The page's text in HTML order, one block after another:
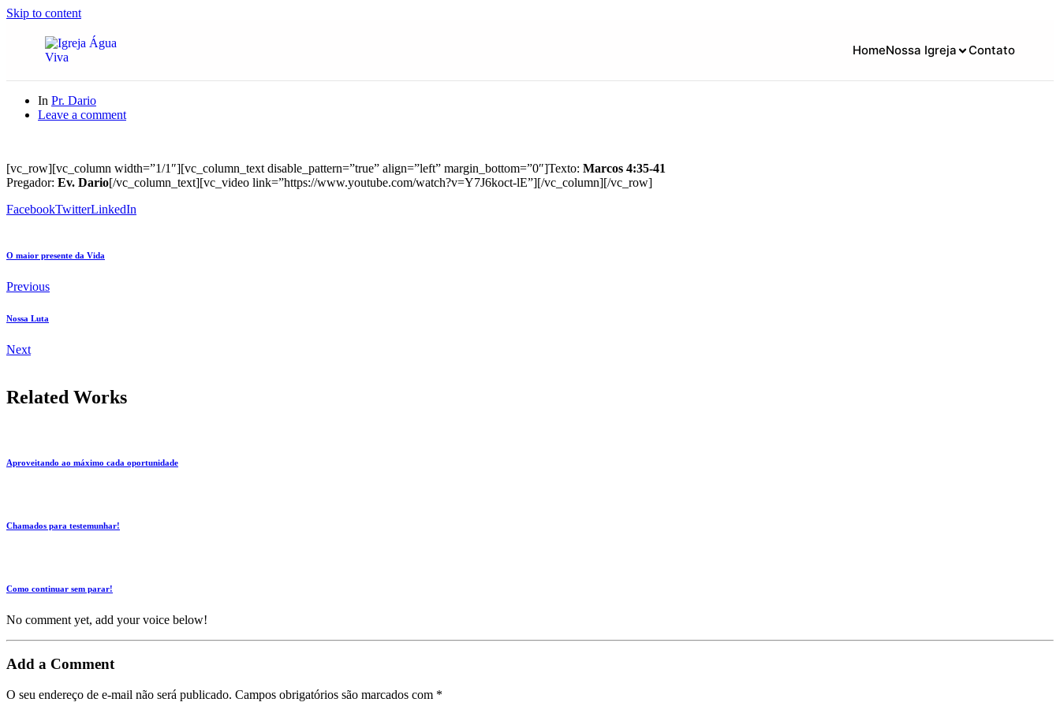
Skip to content
HomeNossa Igreja Contato
In Pr. Dario
Leave a comment
[vc_row][vc_column width=”1/1″][vc_column_text disable_pattern=”true” align=”left” margin_bottom=”0″]Texto: Marcos 4:35-41
Pregador: Ev. Dario[/vc_column_text][vc_video link=”https://www.youtube.com/watch?v=Y7J6koct-lE”][/vc_column][/vc_row]
FacebookTwitterLinkedIn
O maior presente da Vida
Previous
Nossa Luta
Next
Related Works
Aproveitando ao máximo cada oportunidade
Chamados para testemunhar!
Como continuar sem parar!
No comment yet, add your voice below!
Add a Comment
O seu endereço de e-mail não será publicado. Campos obrigatórios são marcados com *